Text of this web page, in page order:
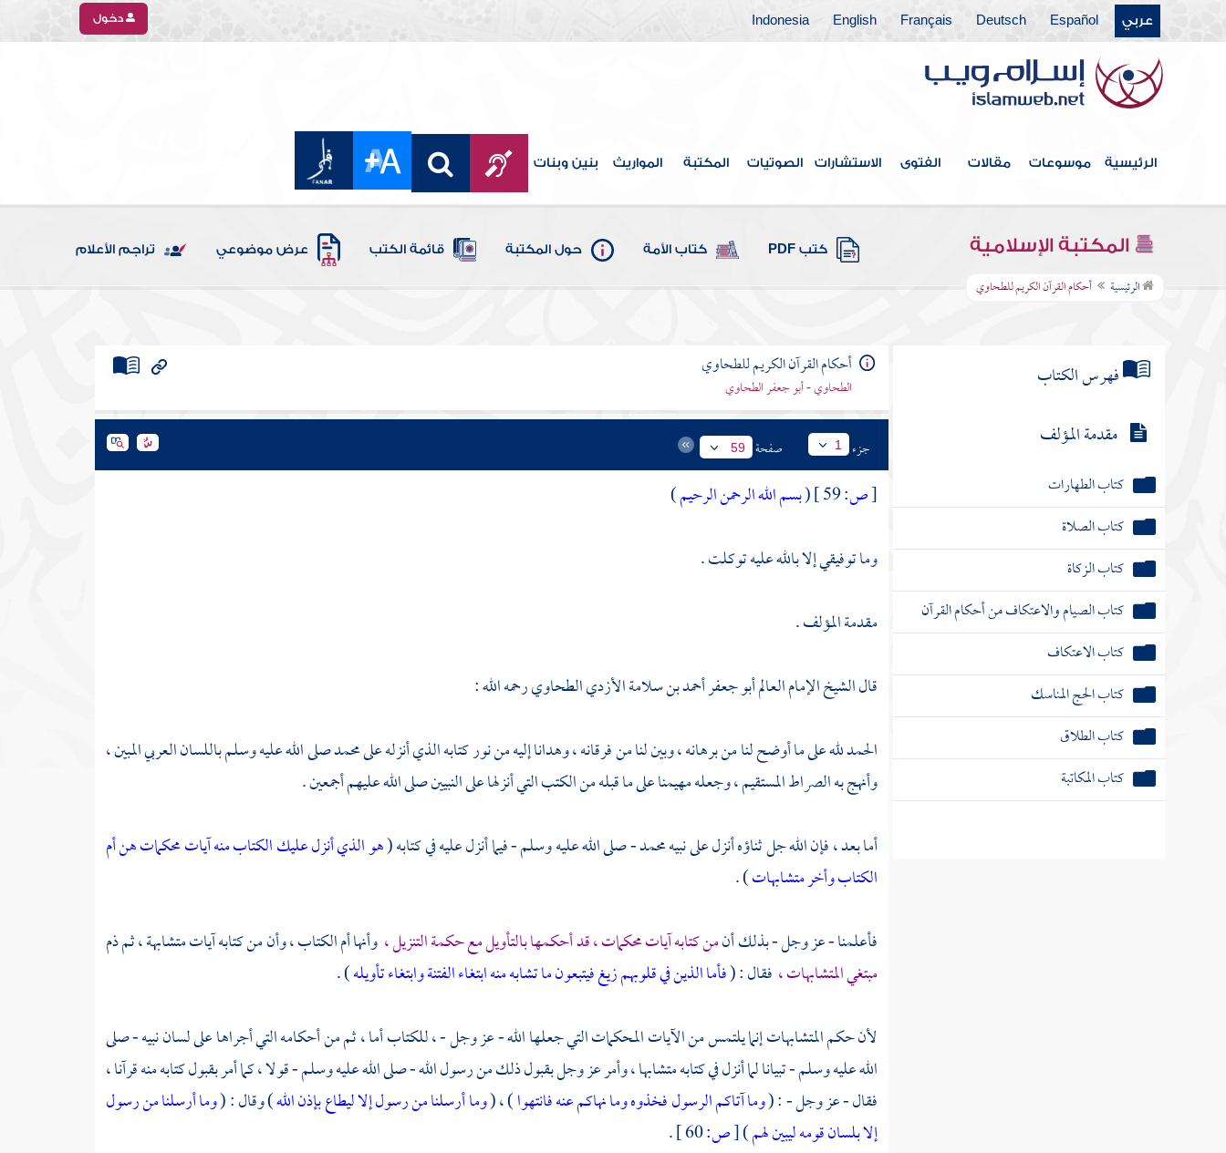
عربي Español
Deutsch
Français
English
Indonesia دخول
الرئيسية موسوعات مقالات الفتوى الاستشارات الصوتيات المكتبة المواريث بنين وبنات
المكتبة الإسلامية كتب PDF كتاب الأمة حول المكتبة قائمة الكتب عرض موضوعي تراجم الأعلام
الرئيسية أحكام القرآن الكريم للطحاوي
فهرس الكتاب
مقدمة المؤلف
كتاب الطهارات
كتاب الصلاة
كتاب الزكاة
كتاب الصيام والاعتكاف من أحكام القرآن
كتاب الاعتكاف
كتاب الحج المناسك
كتاب الطلاق
كتاب المكاتبة
أحكام القرآن الكريم للطحاوي
الطحاوي - أبو جعفر الطحاوي
جزء 1 صفحة 59
[ص: (بسم الله الرحمن الرحيم)
وما توفيقي إلا بالله عليه توكلت .
مقدمة المؤلف .
قال الشيخ الإمام العالمأبو جعفر أحمد بن سلامة الأزدي الطحاويرحمه الله :
الحمد لله على ما أوضح لنا من برهانه ، وبين لنا من فرقانه ، وهدانا إليه من نور كتابه الذي أنزله علىمحمدصلى الله عليه وسلم باللسان العربي المبين ،
وأنهج به الصراط المستقيم ، وجعله مهيمنا على ما قبله من الكتب التي أنزلها على النبيين صلى الله عليهم أجمعين .
أما بعد ، فإن الله جل ثناؤه أنزل على نبيهمحمد- صلى الله عليه وسلم - فيما أنزل عليه في كتابه (هو الذي أنزل عليك الكتاب منه آيات محكمات هن أم
الكتاب وأخر متشابهات) .
فأعلمنا - عز وجل - بذلك أنمن كتابه آيات محكمات ، قد أحكمها بالتأويل مع حكمة التنزيل ، وأنها أم الكتاب ، وأن من كتابه آيات متشابهة ، ثم ذم
مبتغي المتشابهات ، فقال : (فأما الذين في قلوبهم زيغ فيتبعون ما تشابه منه ابتغاء الفتنة وابتغاء تأويله) .
لأن حكم المتشابهات إنما يلتمس من الآيات المحكمات التي جعلها الله - عز وجل - ، للكتاب أما ، ثم من أحكامه التي أجراها على لسان نبيه - صلى
الله عليه وسلم - تبيانا لما أنزل في كتابه متشابها ، وأمر عز وجل بقبول ذلك من رسول الله - صلى الله عليه وسلم - قولا ، كما أمر بقبول كتابه منه قرآنا ،
فقال - عز وجل - : (وما آتاكم الرسول فخذوه وما نهاكم عنه فانتهوا) ، (وما أرسلنا من رسول إلا ليطاع بإذن الله) وقال : (وما أرسلنا من رسول
إلا بلسان قومه ليبين لهم)
[ص:
.